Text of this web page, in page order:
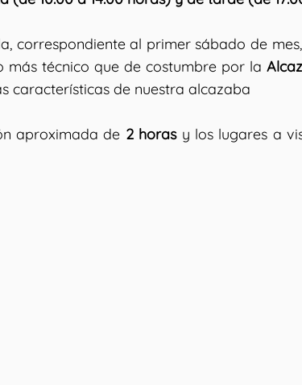
correspondiente al primer sábado de
más técnico que de costumbre por la
características de nuestra alcazaba
aproximada de 2 horasy los lugares a